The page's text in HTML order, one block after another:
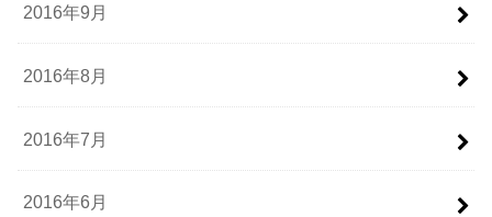
2016年9月
2016年8月
2016年7月
2016年6月